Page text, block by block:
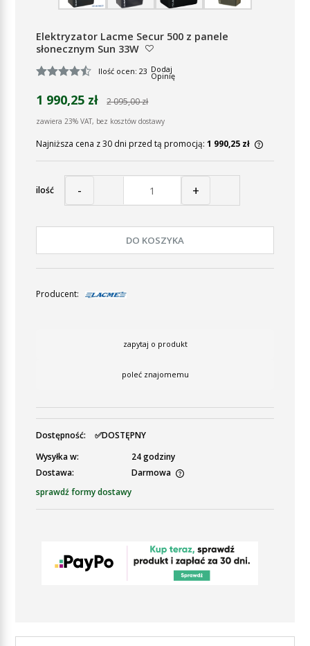
Elektryzator Lacme Secur 500 z panele
słonecznym Sun 33W
Ilość ocen: 23 Dodaj
Opinię
1 990,25 zł 2 095,00 zł
zawiera 23% VAT, bez kosztów dostawy
Najniższa cena z 30 dni przed tą promocją: 1 990,25 zł
Jeżeli
ilość - +
DO KOSZYKA
Producent:
zapytaj o produkt
poleć znajomemu
Dostępność:
✅DOSTĘPNY
Wysyłka w:
24 godziny
Dostawa:
Darmowa
Cena nie zawiera ewentualnych kosztów płatności
sprawdź formy dostawy